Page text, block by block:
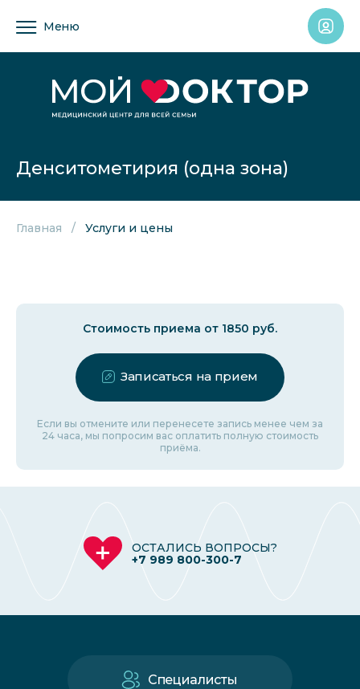
Меню
Денситометирия (одна зона)
Главная Услуги и цены
Стоимость приема от 1850 руб.
Записаться на прием
Если вы отмените или перенесете запись менее чем за
24 часа, мы попросим вас оплатить полную стоимость
приёма.
ОСТАЛИСЬ ВОПРОСЫ?
+7 989 800-300-7
Специалисты